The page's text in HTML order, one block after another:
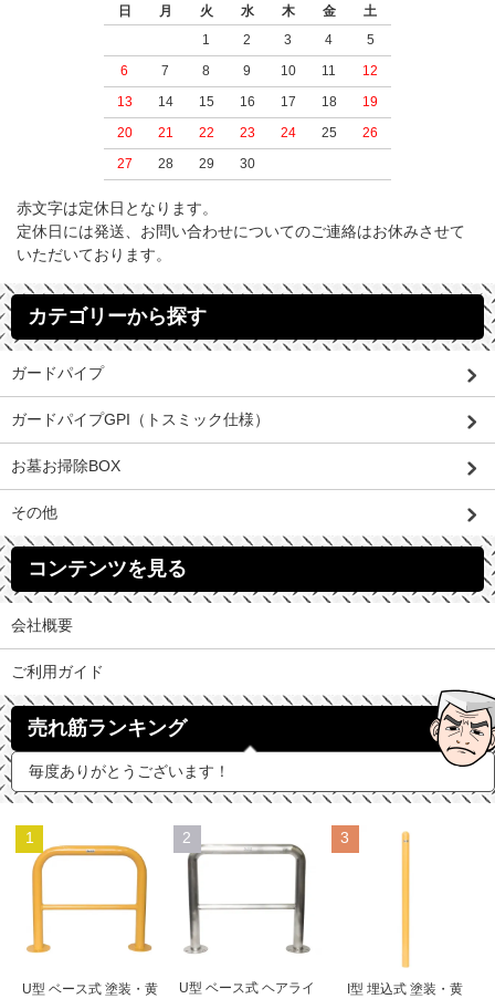
日
月 火 水 木 金
土
1
2 3 4
5
6
7 8 9 10 11
12
13
14 15 16 17 18
19
20
21 22 23 24 25
26
27
28 29 30
赤文字は定休日となります。
定休日には発送、お問い合わせについてのご連絡はお休みさせて
いただいております。
カテゴリーから探す
ガードパイプ
ガードパイプGPI（トスミック仕様）
お墓お掃除BOX
その他
コンテンツを見る
会社概要
ご利用ガイド
売れ筋ランキング
毎度ありがとうございます！
1
U型 ベース式 塗装・黄
2
U型 ベース式 ヘアライ
3
I型 埋込式 塗装・黄